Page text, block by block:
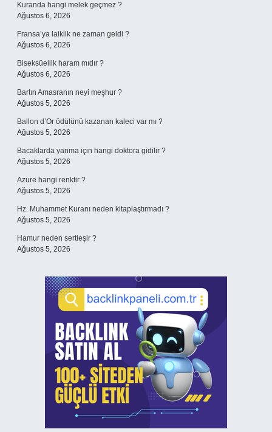
Kuranda hangi melek geçmez ?
Ağustos 6, 2026
Fransa’ya laiklik ne zaman geldi ?
Ağustos 6, 2026
Biseksüellik haram mıdır ?
Ağustos 6, 2026
Bartın Amasranın neyi meşhur ?
Ağustos 5, 2026
Ballon d’Or ödülünü kazanan kaleci var mı ?
Ağustos 5, 2026
Bacaklarda yanma için hangi doktora gidilir ?
Ağustos 5, 2026
Azure hangi renktir ?
Ağustos 5, 2026
Hz. Muhammet Kuranı neden kitaplaştırmadı ?
Ağustos 5, 2026
Hamur neden sertleşir ?
Ağustos 5, 2026